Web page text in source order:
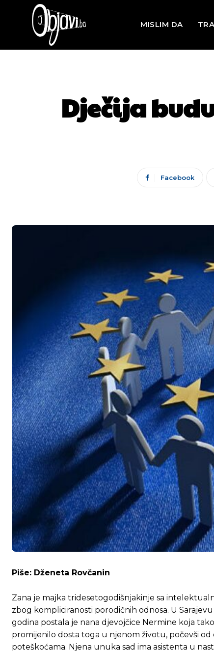
MISLIM DA
Dječija
Facebook
Piše: Dženeta Rovčanin
Zana je majka tridesetogodišnjakinje sa
zbog kompliciranosti porodičnih odnosa. U
godina postala je nana djevojčice Nermine koja
promijenilo dosta toga u njenom životu, počevši
poteškoćama. Njena unuka sad ima asistenta u